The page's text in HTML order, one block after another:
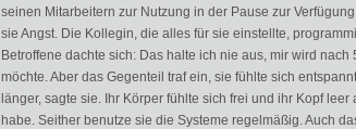
seinen Mitarbeitern zur Nutzung in der Pause zur
sie Angst. Die Kollegin, die alles für sie einstellte,
Betroffene dachte sich: Das halte ich nie aus, mir wird
möchte. Aber das Gegenteil traf ein, sie fühlte sich
länger, sagte sie. Ihr Körper fühlte sich frei und ihr Kopf
habe. Seither benutze sie die Systeme regelmäßig. Auch